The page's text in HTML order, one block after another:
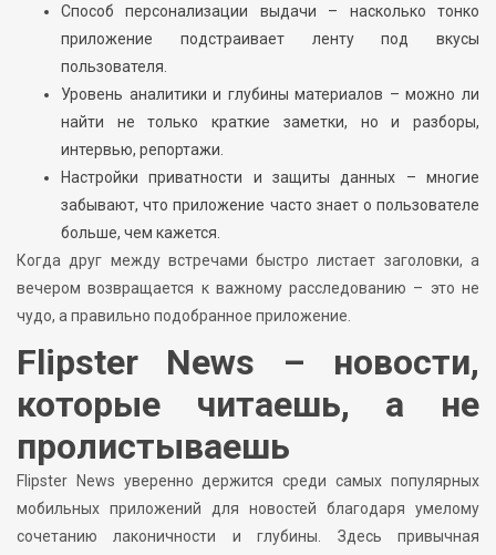
Способ персонализации выдачи – насколько тонко
приложение подстраивает ленту под вкусы
пользователя.
Уровень аналитики и глубины материалов – можно ли
найти не только краткие заметки, но и разборы,
интервью, репортажи.
Настройки приватности и защиты данных – многие
забывают, что приложение часто знает о пользователе
больше, чем кажется.
Когда друг между встречами быстро листает заголовки, а
вечером возвращается к важному расследованию – это не
чудо, а правильно подобранное приложение.
Flipster News – новости,
которые читаешь, а не
пролистываешь
Flipster News уверенно держится среди самых популярных
мобильных приложений для новостей благодаря умелому
сочетанию лаконичности и глубины. Здесь привычная